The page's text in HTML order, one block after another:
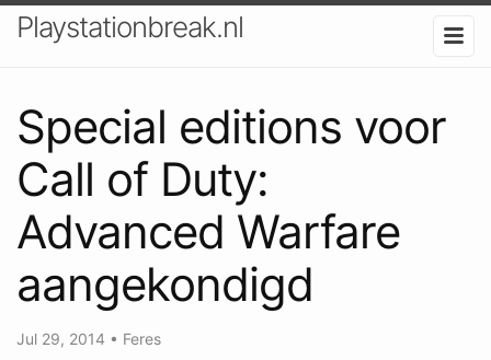
Playstationbreak.nl
Special editions voor
Call of Duty:
Advanced Warfare
aangekondigd
Jul 29, 2014 • Feres